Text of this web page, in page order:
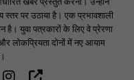
स्तर पर उठाया है। एक प्रभावशाली
युवा पत्रकारों के लिए वे प्रेरणा
लोकप्रियता दोनों में नए आयाम